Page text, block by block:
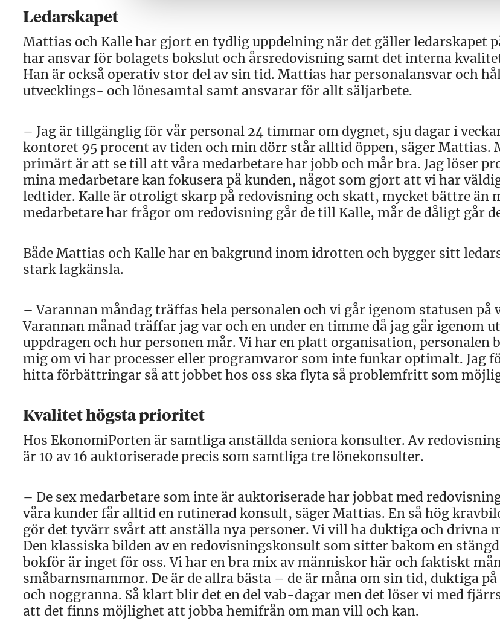
Ledarskapet
Mattias och Kalle har gjort en tydlig uppdelning när det gäller ledarskapet
har ansvar för bolagets bokslut och årsredovisning samt det interna
Han är också operativ stor del av sin tid. Mattias har personalansvar och
utvecklings- och lönesamtal samt ansvarar för allt säljarbete.
– Jag är tillgänglig för vår personal 24 timmar om dygnet, sju dagar i
kontoret 95 procent av tiden och min dörr står alltid öppen, säger Mattias.
primärt är att se till att våra medarbetare har jobb och mår bra. Jag löser
mina medarbetare kan fokusera på kunden, något som gjort att vi har
ledtider. Kalle är otroligt skarp på redovisning och skatt, mycket bättre än
medarbetare har frågor om redovisning går de till Kalle, mår de dåligt går
Både Mattias och Kalle har en bakgrund inom idrotten och bygger sitt
stark lagkänsla.
– Varannan måndag träffas hela personalen och vi går igenom statusen på
Varannan månad träffar jag var och en under en timme då jag går igenom
uppdragen och hur personen mår. Vi har en platt organisation, personalen
mig om vi har processer eller programvaror som inte funkar optimalt. Jag
hitta förbättringar så att jobbet hos oss ska flyta så problemfritt som
Kvalitet högsta prioritet
Hos EkonomiPorten är samtliga anställda seniora konsulter. Av
är 10 av 16 auktoriserade precis som samtliga tre lönekonsulter.
– De sex medarbetare som inte är auktoriserade har jobbat med
våra kunder får alltid en rutinerad konsult, säger Mattias. En så hög
gör det tyvärr svårt att anställa nya personer. Vi vill ha duktiga och drivna
Den klassiska bilden av en redovisningskonsult som sitter bakom en
bokför är inget för oss. Vi har en bra mix av människor här och faktiskt
småbarnsmammor. De är de allra bästa – de är måna om sin tid, duktiga
och noggranna. Så klart blir det en del vab-dagar men det löser vi med
att det finns möjlighet att jobba hemifrån om man vill och kan.